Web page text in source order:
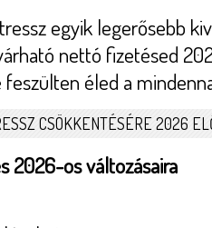
egyik legerősebb
nettó fizetésed
éled a
CSÖKKENTÉSÉRE 2026
2026-os változásaira